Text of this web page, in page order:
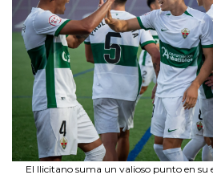
El Ilicitano suma un valioso punto en su